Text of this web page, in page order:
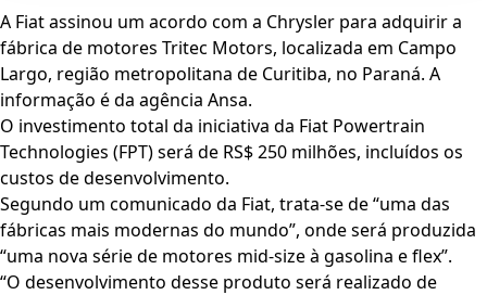
A Fiat assinou um acordo com a Chrysler para adquirir a
fábrica de motores Tritec Motors, localizada em Campo
Largo, região metropolitana de Curitiba, no Paraná. A
informação é da agência Ansa.
O investimento total da iniciativa da Fiat Powertrain
Technologies (FPT) será de RS$ 250 milhões, incluídos os
custos de desenvolvimento.
Segundo um comunicado da Fiat, trata-se de “uma das
fábricas mais modernas do mundo”, onde será produzida
“uma nova série de motores mid-size à gasolina e flex”.
“O desenvolvimento desse produto será realizado de